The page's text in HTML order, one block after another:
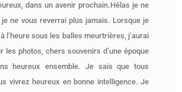
dans un avenir prochain.Hélas je ne
ne vous reverrai plus jamais. Lorsque je
l’heure sous les balles meurtrières, j’aurai
les photos, chers souvenirs d’une époque
heureux ensemble. Je sais que tous
vivrez heureux en bonne intelligence. Je